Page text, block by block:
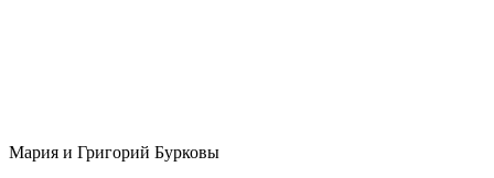
Мария и Григорий Бурковы